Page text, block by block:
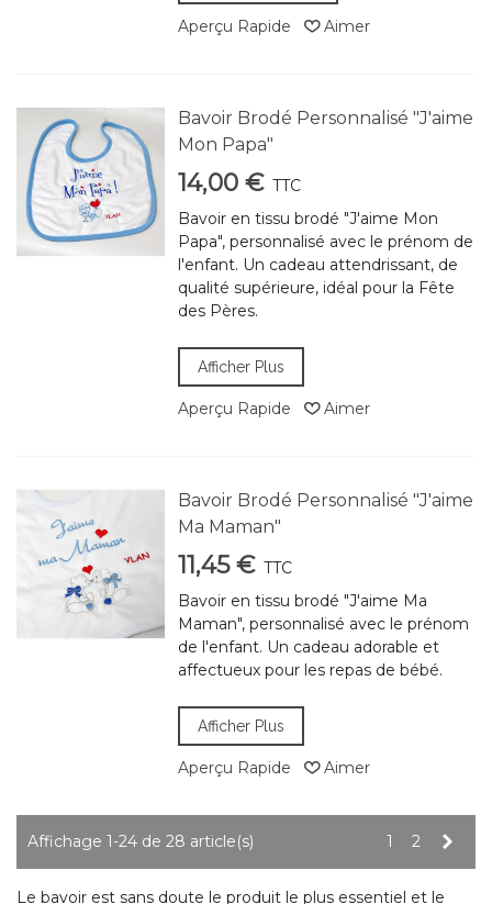
Aperçu Rapide Aimer
Bavoir Brodé Personnalisé "J'aime
Mon Papa"
14,00 € TTC
Bavoir en tissu brodé "J'aime Mon
Papa", personnalisé avec le prénom de
l'enfant. Un cadeau attendrissant, de
qualité supérieure, idéal pour la Fête
des Pères.
Afficher Plus
Aperçu Rapide Aimer
Bavoir Brodé Personnalisé "J'aime
Ma Maman"
11,45 € TTC
Bavoir en tissu brodé "J'aime Ma
Maman", personnalisé avec le prénom
de l'enfant. Un cadeau adorable et
affectueux pour les repas de bébé.
Afficher Plus
Aperçu Rapide Aimer
Affichage 1-24 de 28 article(s) 1 2
Le bavoir est sans doute le produit le plus essentiel et le